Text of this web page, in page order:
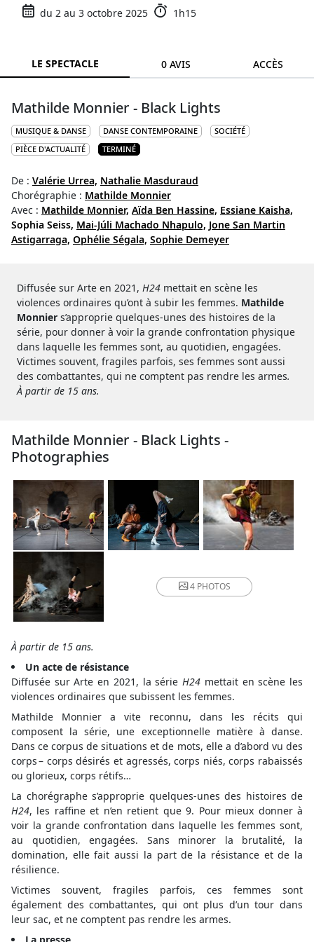
du 2 au 3 octobre 2025 1h15
LE SPECTACLE 0 AVIS ACCÈS
Mathilde Monnier - Black Lights
MUSIQUE & DANSE DANSE CONTEMPORAINE
SOCIÉTÉ
PIÈCE D'ACTUALITÉ
TERMINÉ
De : Valérie Urrea, Nathalie Masduraud
Chorégraphie : Mathilde Monnier
Avec : Mathilde Monnier, Aïda Ben Hassine, Essiane Kaisha,
Sophia Seiss, Mai-Júli Machado Nhapulo, Jone San Martin
Astigarraga, Ophélie Ségala, Sophie Demeyer
Diffusée sur Arte en 2021, H24 mettait en scène les
violences ordinaires qu’ont à subir les femmes. Mathilde
Monnier s’approprie quelques-unes des histoires de la
série, pour donner à voir la grande confrontation physique
dans laquelle les femmes sont, au quotidien, engagées.
Victimes souvent, fragiles parfois, ses femmes sont aussi
des combattantes, qui ne comptent pas rendre les armes.
À partir de 15 ans.
Mathilde Monnier - Black Lights -
Photographies
4 PHOTOS
À partir de 15 ans.
Un acte de résistance
Diffusée sur Arte en 2021, la sérieH24 mettait en scène les
violences ordinaires que subissent les femmes.
Mathilde Monnier a vite reconnu, dans les récits qui
composent la série, une exceptionnelle matière à danse.
Dans ce corpus de situations et de mots, elle a d’abord vu des
corps – corps désirés et agressés, corps niés, corps rabaissés
ou glorieux, corps rétifs…
La chorégraphe s’approprie quelques-unes des histoires de
H24, les raffine et n’en retient que 9. Pour mieux donner à
voir la grande confrontation dans laquelle les femmes sont,
au quotidien, engagées. Sans minorer la brutalité, la
domination, elle fait aussi la part de la résistance et de la
résilience.
Victimes souvent, fragiles parfois, ces femmes sont
également des combattantes, qui ont plus d’un tour dans
leur sac, et ne comptent pas rendre les armes.